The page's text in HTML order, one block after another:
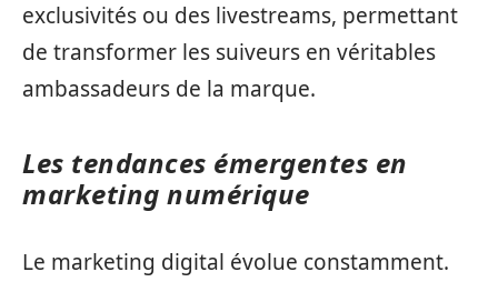
exclusivités ou des livestreams, permettant
de transformer les suiveurs en véritables
ambassadeurs de la marque.
Les tendances émergentes en
marketing numérique
Le marketing digital évolue constamment.